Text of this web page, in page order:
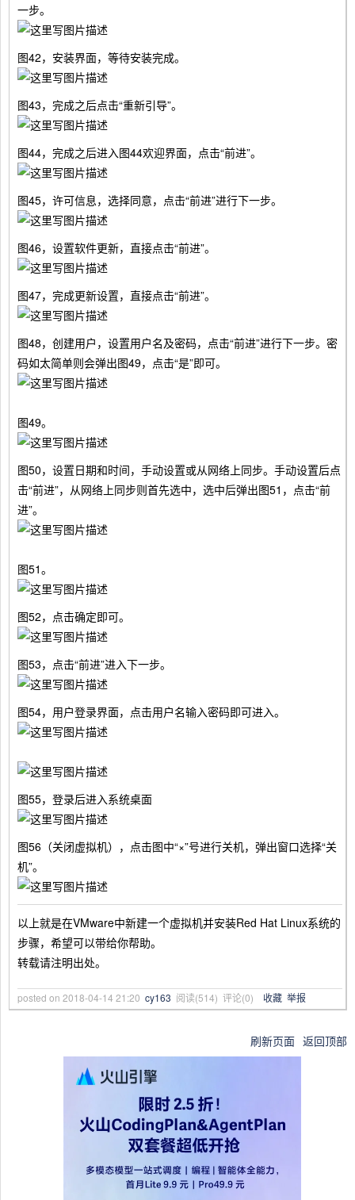
一步。
图42，安装界面，等待安装完成。
图43，完成之后点击“重新引导”。
图44，完成之后进入图44欢迎界面，点击“前进”。
图45，许可信息，选择同意，点击“前进”进行下一步。
图46，设置软件更新，直接点击“前进”。
图47，完成更新设置，直接点击“前进”。
图48，创建用户，设置用户名及密码，点击“前进”进行下一步。密
码如太简单则会弹出图49，点击“是”即可。
图49。
图50，设置日期和时间，手动设置或从网络上同步。手动设置后点
击“前进”，从网络上同步则首先选中，选中后弹出图51，点击“前
进”。
图51。
图52，点击确定即可。
图53，点击“前进”进入下一步。
图54，用户登录界面，点击用户名输入密码即可进入。
图55，登录后进入系统桌面
图56（关闭虚拟机），点击图中“×”号进行关机，弹出窗口选择“关
机”。
以上就是在VMware中新建一个虚拟机并安装Red Hat Linux系统的
步骤，希望可以带给你帮助。
转载请注明出处。
posted on 2018-04-14 21:20 cy163 阅读(514) 评论(0) 收藏 举报
刷新页面 返回顶部